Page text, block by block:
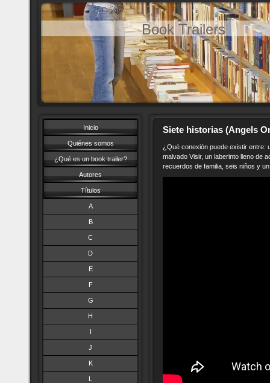
Book Trailers
Inicio
Quiénes somos
¿Qué es un book trailer?
Autores
Títulos
A
B
C
D
E
F
G
H
I
J
K
L
Siete historias (Angels
¿Qué conexión puede existir entre:
malvado Visir, un laberinto lleno de
recuerdos de familia, seis niños y